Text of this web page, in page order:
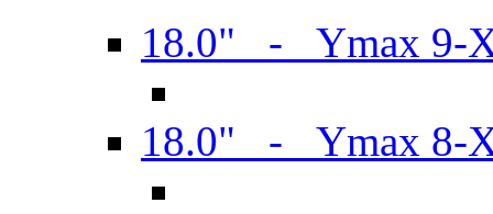
18.0" - Ymax 9-
18.0" - Ymax 8-